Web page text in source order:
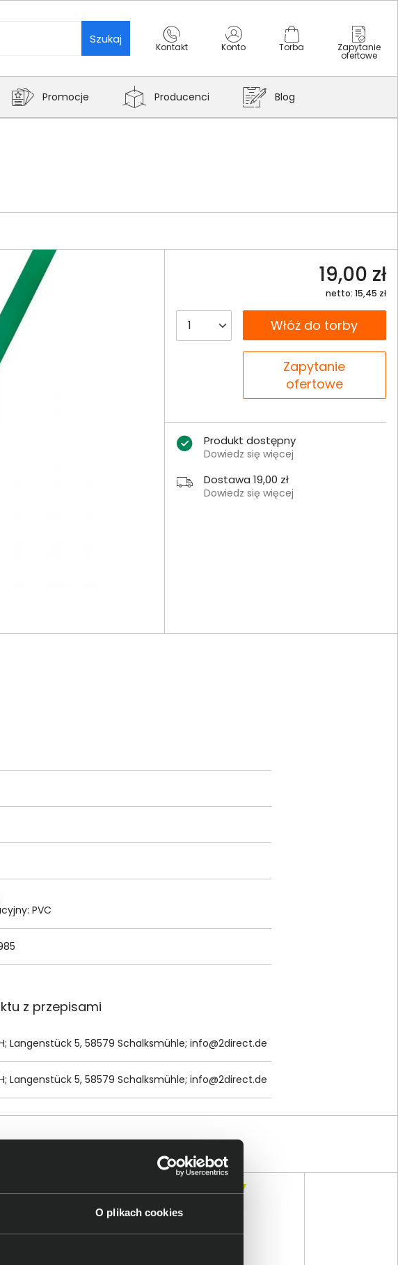
O plikach cookies
Szukaj
Kontakt Konto Torba Zapytanie
ofertowe
Promocje Producenci Blog
19,00 zł
netto: 15,45 zł
__B2C.PRODUCT.QUANTITY
__B2C.PRODUCT.QUANTITY
Włóż do torby
Zapytanie
ofertowe
Produkt dostępny
Dowiedz się więcej
Dostawa 19,00 zł
Dowiedz się więcej
PVC
z przepisami
Langenstück 5, 58579 Schalksmühle; info@2direct.de
Langenstück 5, 58579 Schalksmühle; info@2direct.de